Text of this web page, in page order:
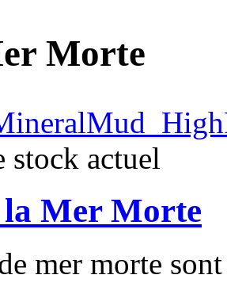
Morte
stock actuel
la Mer Morte
mer morte